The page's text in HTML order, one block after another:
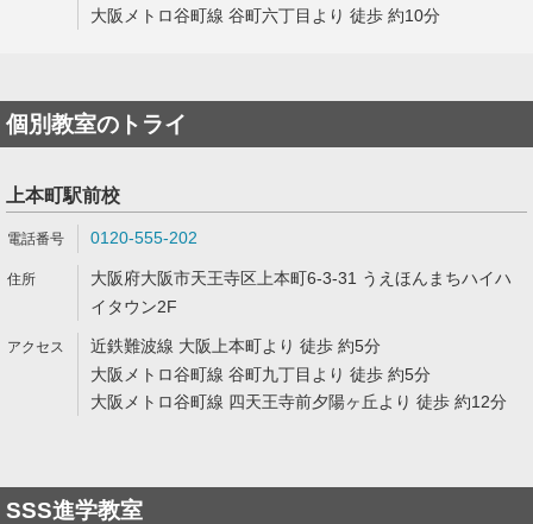
大阪メトロ谷町線 谷町六丁目より 徒歩 約10分
個別教室のトライ
上本町駅前校
0120-555-202
大阪府大阪市天王寺区上本町6-3-31 うえほんまちハイハ
イタウン2F
近鉄難波線 大阪上本町より 徒歩 約5分
大阪メトロ谷町線 谷町九丁目より 徒歩 約5分
大阪メトロ谷町線 四天王寺前夕陽ヶ丘より 徒歩 約12分
SSS進学教室